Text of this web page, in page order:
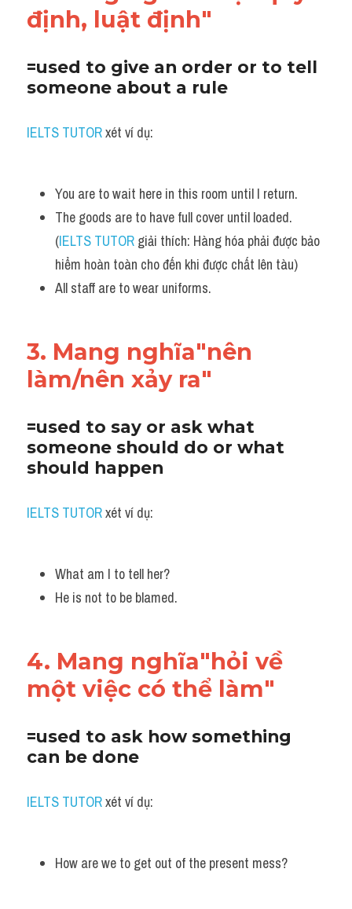
định, luật định"
=used to give an order or to tell
someone about a rule
IELTS TUTOR xét ví dụ:
You are to wait here in this room until I return.
The goods are to have full cover until loaded.
(IELTS TUTOR giải thích: Hàng hóa phải được bảo
hiểm hoàn toàn cho đến khi được chất lên tàu)
All staff are to wear uniforms.
3. Mang nghĩa"nên
làm/nên xảy ra"
=used to say or ask what
someone should do or what
should happen
IELTS TUTOR xét ví dụ:
What am I to tell her?
He is not to be blamed.
4. Mang nghĩa"hỏi về
một việc có thể làm"
=used to ask how something
can be done
IELTS TUTOR xét ví dụ:
How are we to get out of the present mess?